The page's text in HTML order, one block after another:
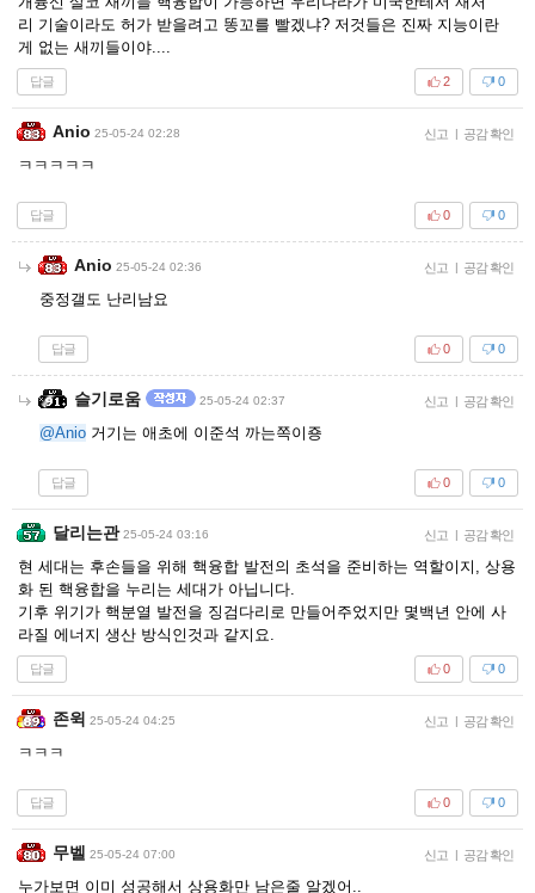
리 기술이라도 허가 받을려고 똥꼬를 빨겠냐? 저것들은 진짜 지능이란
게 없는 새끼들이야....
답글 0
2
Anio 25-05-24 02:28 신고 | 공감 확인
ㅋㅋㅋㅋㅋ
답글 0
0
Anio 25-05-24 02:36 신고 | 공감 확인
중정갤도 난리남요
답글 0
0
슬기로움 25-05-24 02:37 신고 | 공감 확인
@Anio 거기는 애초에 이준석 까는쪽이죵
답글 0
0
달리는관 25-05-24 03:16 신고 | 공감 확인
현 세대는 후손들을 위해 핵융합 발전의 초석을 준비하는 역할이지, 상용
화 된 핵융합을 누리는 세대가 아닙니다.
기후 위기가 핵분열 발전을 징검다리로 만들어주었지만 몇백년 안에 사
라질 에너지 생산 방식인것과 같지요.
답글 0
0
존윅 25-05-24 04:25 신고 | 공감 확인
ㅋㅋㅋ
답글 0
0
무벨 25-05-24 07:00 신고 | 공감 확인
누가보면 이미 성공해서 상용화만 남은줄 알겠어..